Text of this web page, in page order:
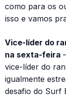
como para os
isso e vamos
Vice-líder do
na sexta-feira
vice-líder do
igualmente
desafio do Surf